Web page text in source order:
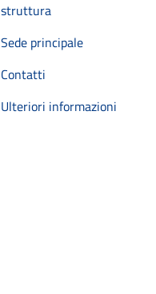
struttura
Sede principale
Contatti
Ulteriori informazioni